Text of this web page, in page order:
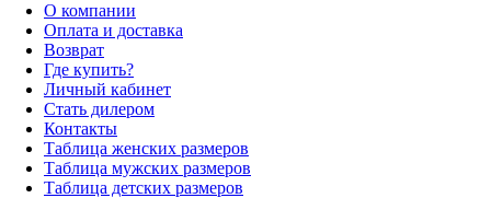
О компании
Оплата и доставка
Возврат
Где купить?
Личный кабинет
Стать дилером
Контакты
Таблица женских размеров
Таблица мужских размеров
Таблица детских размеров